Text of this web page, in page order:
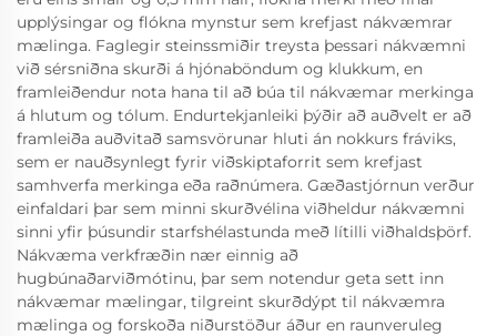
upplýsingar og flókna mynstur sem krefjast nákvæmrar
mælinga. Faglegir steinssmiðir treysta þessari nákvæmni
við sérsniðna skurði á hjónaböndum og klukkum, en
framleiðendur nota hana til að búa til nákvæmar merkinga
á hlutum og tólum. Endurtekjanleiki þýðir að auðvelt er að
framleiða auðvitað samsvörunar hluti án nokkurs fráviks,
sem er nauðsynlegt fyrir viðskiptaforrit sem krefjast
samhverfa merkinga eða raðnúmera. Gæðastjórnun verður
einfaldari þar sem minni skurðvélina viðheldur nákvæmni
sinni yfir þúsundir starfshélastunda með lítilli viðhaldsþörf.
Nákvæma verkfræðin nær einnig að
hugbúnaðarviðmótinu, þar sem notendur geta sett inn
nákvæmar mælingar, tilgreint skurðdýpt til nákvæmra
mælinga og forskoða niðurstöður áður en raunveruleg